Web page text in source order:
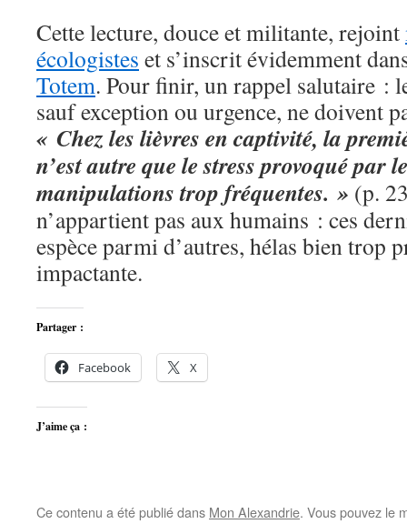
Cette lecture, douce et militante, rejoint
écologistes et s’inscrit évidemment
Totem. Pour finir, un rappel salutaire :
sauf exception ou urgence, ne doivent
« Chez les lièvres en captivité, la
n’est autre que le stress provoqué par
manipulations trop fréquentes. » (p.
n’appartient pas aux humains : ces
espèce parmi d’autres, hélas bien trop
impactante.
Partager :
Facebook X
J’aime ça :
Ce contenu a été publié dans Mon Alexandrie. Vous pouvez le